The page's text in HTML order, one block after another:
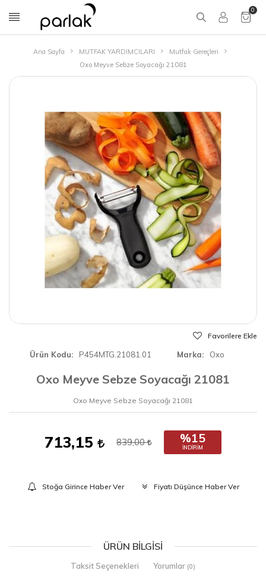
0
Ana Sayfa MUTFAK YARDIMCILARI
Mutfak Gereçleri
Oxo Meyve Sebze Soyacağı 21081
Favorilere Ekle
Ürün Kodu P454MTG.21081.01 Marka Oxo
Oxo Meyve Sebze Soyacağı 21081
Oxo Meyve Sebze Soyacağı 21081
713,15 839,00 %15
İNDIRIM
Stoğa Girince Haber Ver Fiyatı Düşünce Haber Ver
ÜRÜN BILGISI
Taksit Seçenekleri Yorumlar (0)